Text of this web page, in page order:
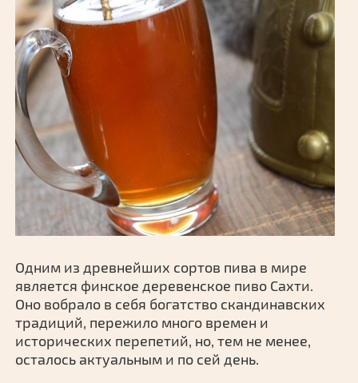
Одним из древнейших сортов пива в мире
является финское деревенское пиво Сахти.
Оно вобрало в себя богатство скандинавских
традиций, пережило много времен и
исторических перепетий, но, тем не менее,
осталось актуальным и по сей день.